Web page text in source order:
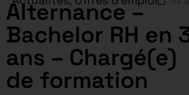
Alternance –
Bachelor RH en
ans – Chargé(e)
de formation